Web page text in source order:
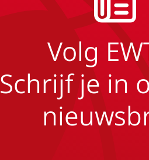
Volg
Schrijf je in